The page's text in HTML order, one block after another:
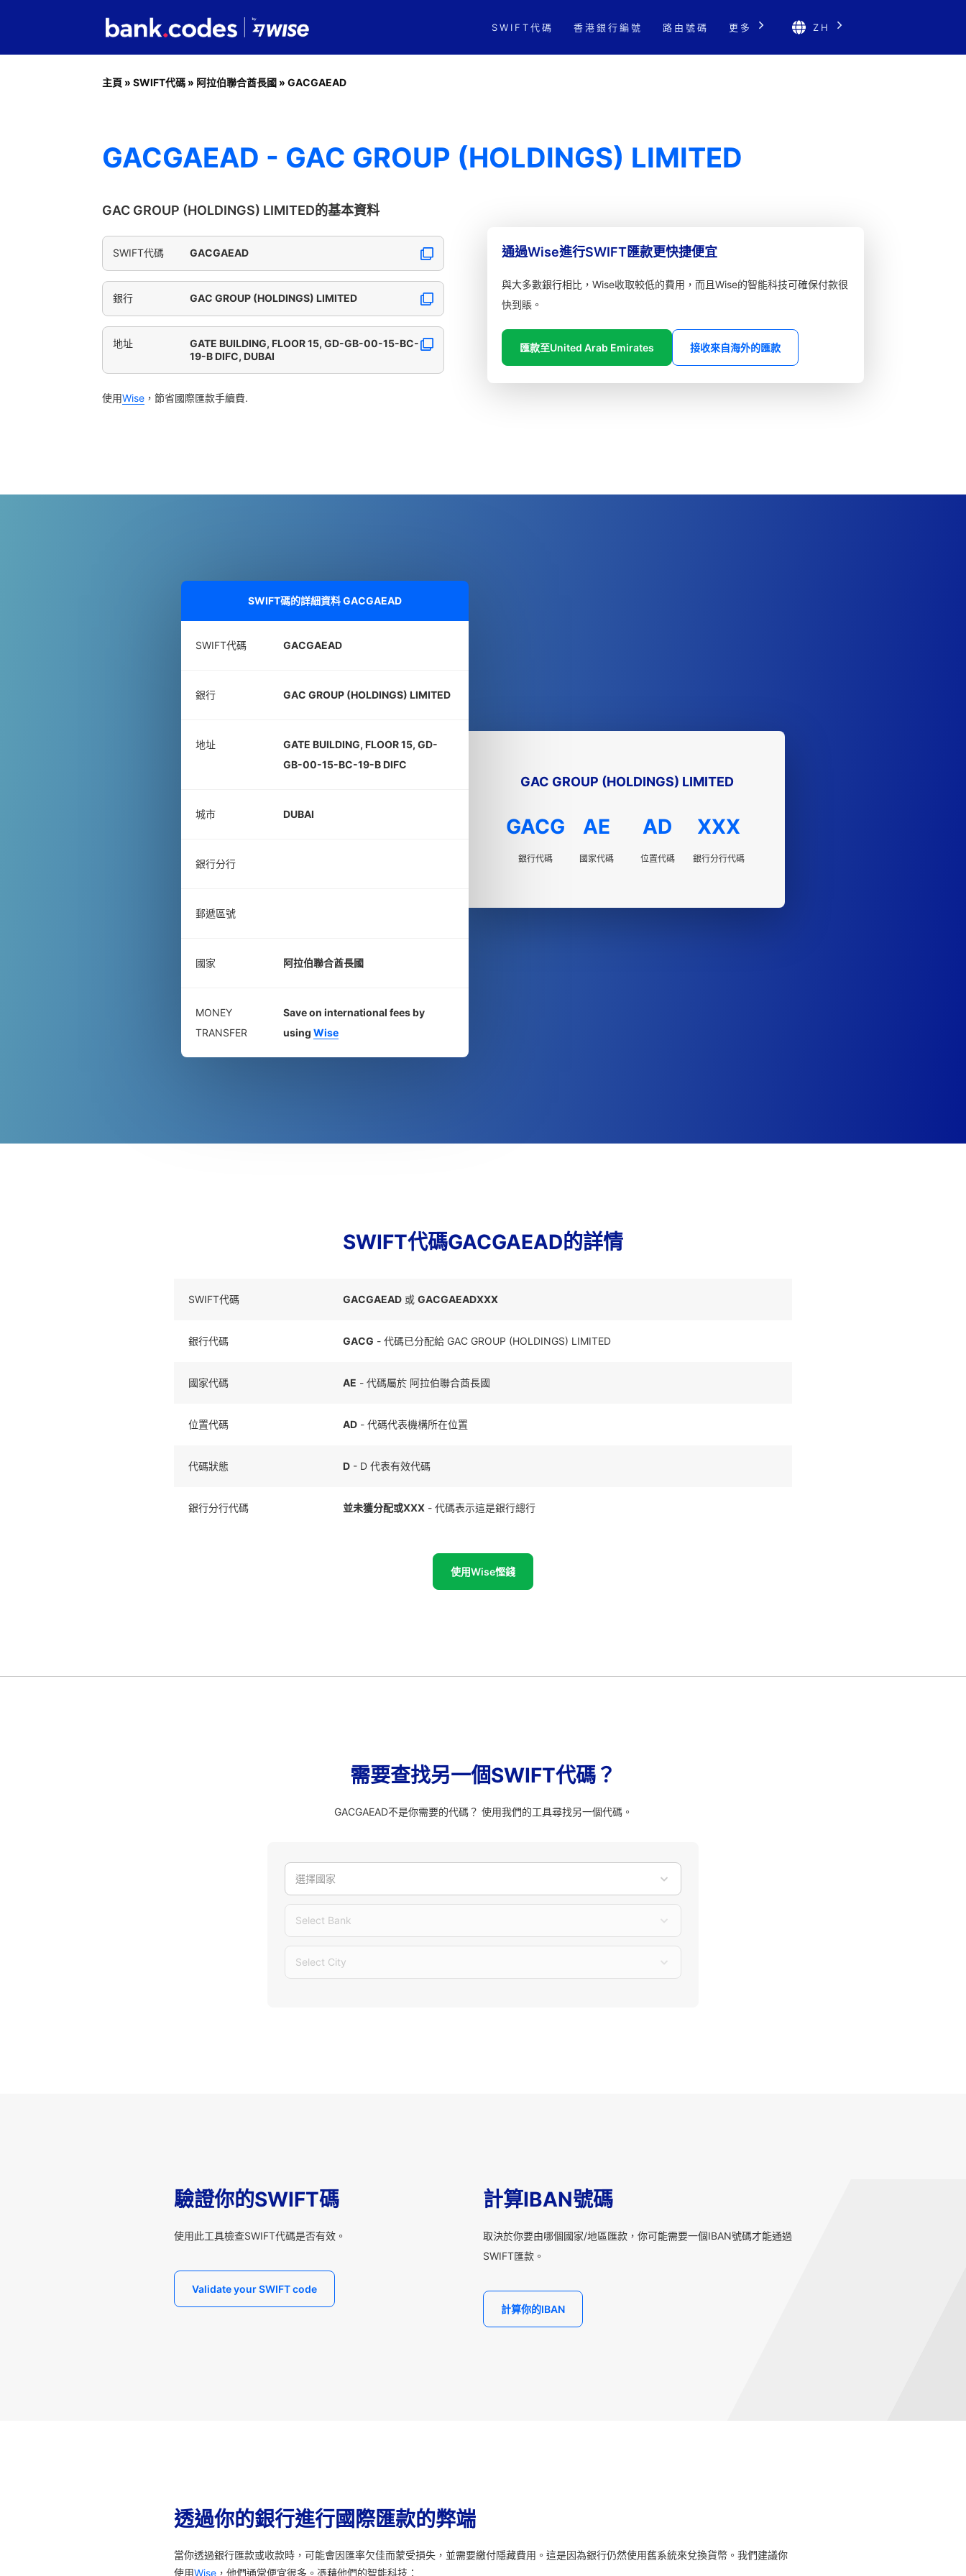
SWIFT代碼 香港銀行編號 路由號碼 更多 ZH
主頁 » SWIFT代碼 » 阿拉伯聯合酋長國 » GACGAEAD
GACGAEAD - GAC GROUP (HOLDINGS) LIMITED
GAC GROUP (HOLDINGS) LIMITED的基本資料
SWIFT代碼 GACGAEAD
銀行 GAC GROUP (HOLDINGS) LIMITED
地址
GATE BUILDING, FLOOR 15, GD-GB-00-15-BC-
19-B DIFC, DUBAI
使用Wise ，節省國際匯款手續費.
通過Wise進行SWIFT匯款更快捷便宜
與大多數銀行相比，Wise收取較低的費用，而且Wise的智能科技可確保付款很
快到賬。
匯款至United Arab Emirates 接收來自海外的匯款
SWIFT碼的詳細資料GACGAEAD
SWIFT代碼 GACGAEAD
銀行 GAC GROUP (HOLDINGS) LIMITED
地址
GATE BUILDING, FLOOR 15, GD-
GB-00-15-BC-19-B DIFC
城市 DUBAI
銀行分行
郵遞區號
國家 阿拉伯聯合酋長國
MONEY
TRANSFER
Save on international fees by
using Wise
GAC GROUP (HOLDINGS) LIMITED
GACG
銀行代碼
AE
國家代碼
AD
位置代碼
XXX
銀行分行代碼
SWIFT代碼GACGAEAD的詳情
SWIFT代碼 GACGAEAD 或 GACGAEADXXX
銀行代碼 GACG - 代碼已分配給 GAC GROUP (HOLDINGS) LIMITED
國家代碼 AE - 代碼屬於 阿拉伯聯合酋長國
位置代碼 AD - 代碼代表機構所在位置
代碼狀態 D - D 代表有效代碼
銀行分行代碼 並未獲分配或XXX - 代碼表示這是銀行總行
使用Wise慳錢
需要查找另一個SWIFT代碼？
GACGAEAD不是你需要的代碼？ 使用我們的工具尋找另一個代碼。
選擇國家
Select Bank
Select City
驗證你的SWIFT碼
使用此工具檢查SWIFT代碼是否有效。
Validate your SWIFT code
計算IBAN號碼
取決於你要由哪個國家/地區匯款，你可能需要一個IBAN號碼才能通過
SWIFT匯款。
計算你的IBAN
透過你的銀行進行國際匯款的弊端
當你透過銀行匯款或收款時，可能會因匯率欠佳而蒙受損失，並需要繳付隱藏費用。這是因為銀行仍然使用舊系統來兌換貨幣。我們建議你
使用Wise ，他們通常便宜很多。憑藉他們的智能科技：